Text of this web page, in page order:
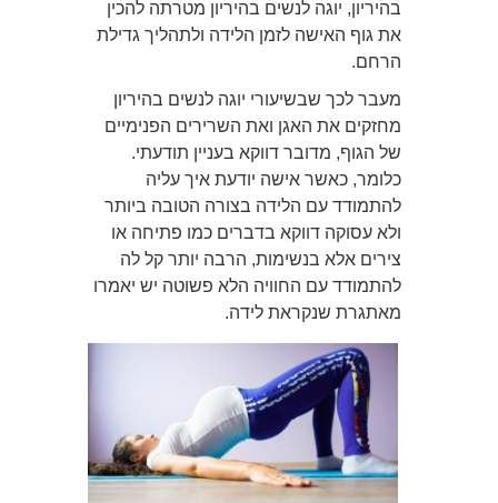
בהיריון, יוגה לנשים בהיריון מטרתה להכין
את גוף האישה לזמן הלידה ולתהליך גדילת
הרחם.
מעבר לכך שבשיעורי יוגה לנשים בהיריון
מחזקים את האגן ואת השרירים הפנימיים
של הגוף, מדובר דווקא בעניין תודעתי.
כלומר, כאשר אישה יודעת איך עליה
להתמודד עם הלידה בצורה הטובה ביותר
ולא עסוקה דווקא בדברים כמו פתיחה או
צירים אלא בנשימות, הרבה יותר קל לה
להתמודד עם החוויה הלא פשוטה יש יאמרו
מאתגרת שנקראת לידה.